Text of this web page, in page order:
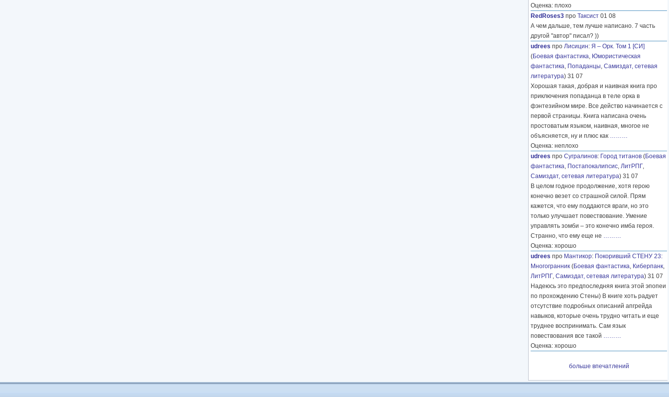
Оценка: плохо
RedRoses3 про Таксист 01 08
А чем дальше, тем лучше написано. 7 часть
другой "автор" писал? ))
udrees про Лисицин: Я – Орк. Том 1 [СИ]
(Боевая фантастика, Юмористическая
фантастика, Попаданцы, Самиздат, сетевая
литература) 31 07
Хорошая такая, добрая и наивная книга про
приключения попаданца в теле орка в
фэнтезийном мире. Все действо начинается с
первой страницы. Книга написана очень
простоватым языком, наивная, многое не
объясняется, ну и плюс как ………
Оценка: неплохо
udrees про Сугралинов: Город титанов (Боевая
фантастика, Постапокалипсис, ЛитРПГ,
Самиздат, сетевая литература) 31 07
В целом годное продолжение, хотя герою
конечно везет со страшной силой. Прям
кажется, что ему поддаются враги, но это
только улучшает повествование. Умение
управлять зомби – это конечно имба героя.
Странно, что ему еще не ………
Оценка: хорошо
udrees про Мантикор: Покоривший СТЕНУ 23:
Многогранник (Боевая фантастика, Киберпанк,
ЛитРПГ, Самиздат, сетевая литература) 31 07
Надеюсь это предпоследняя книга этой эпопеи
по прохождению Стены) В книге хоть радует
отсутствие подробных описаний апгрейда
навыков, которые очень трудно читать и еще
труднее воспринимать. Сам язык
повествования все такой ………
Оценка: хорошо
больше впечатлений